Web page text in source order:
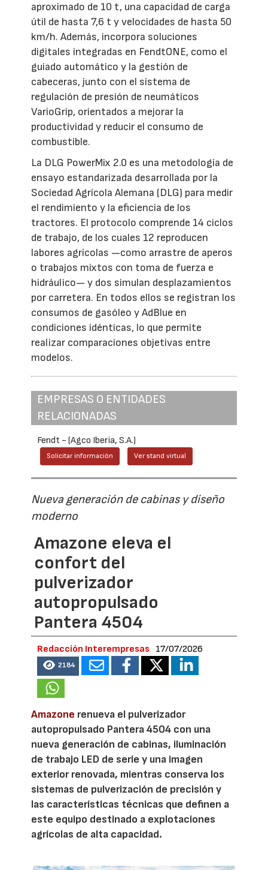
aproximado de 10 t, una capacidad de carga
útil de hasta 7,6 t y velocidades de hasta 50
km/h. Además, incorpora soluciones
digitales integradas en FendtONE, como el
guiado automático y la gestión de
cabeceras, junto con el sistema de
regulación de presión de neumáticos
VarioGrip, orientados a mejorar la
productividad y reducir el consumo de
combustible.
La DLG PowerMix 2.0 es una metodología de
ensayo estandarizada desarrollada por la
Sociedad Agrícola Alemana (DLG) para medir
el rendimiento y la eficiencia de los
tractores. El protocolo comprende 14 ciclos
de trabajo, de los cuales 12 reproducen
labores agrícolas —como arrastre de aperos
o trabajos mixtos con toma de fuerza e
hidráulico— y dos simulan desplazamientos
por carretera. En todos ellos se registran los
consumos de gasóleo y AdBlue en
condiciones idénticas, lo que permite
realizar comparaciones objetivas entre
modelos.
EMPRESAS O ENTIDADES
RELACIONADAS
Fendt - (Agco Iberia, S.A.)
Solicitar información Ver stand virtual
Nueva generación de cabinas y diseño
moderno
Amazone eleva el
confort del
pulverizador
autopropulsado
Pantera 4504
Redacción Interempresas 17/07/2026
2184
Amazone renueva el pulverizador
autopropulsado Pantera 4504 con una
nueva generación de cabinas, iluminación
de trabajo LED de serie y una imagen
exterior renovada, mientras conserva los
sistemas de pulverización de precisión y
las características técnicas que definen a
este equipo destinado a explotaciones
agrícolas de alta capacidad.